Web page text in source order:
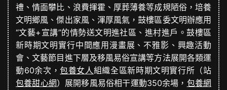
禮、情面攀比、浪費揮霍、厚葬薄養等成規陋俗，培養
文明鄉風、傑出家風、渾厚風氣，鼓樓區委文明辦應用
“文藝+宣講”的情勢送文明進社區、進村進戶。鼓樓區
新時期文明實行中間應用漫畫展、不雅影、興趣活動
會、文藝節目進下層及移風易俗宣講等方法展開各類運
動60余次，包養女人組織全區新時期文明實行所（站
包養甜心網）展開移風易俗相干運動350余場， 包養網